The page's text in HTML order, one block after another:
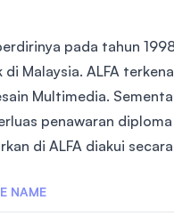
pada tahun
di Malaysia. ALFA
Multimedia.
penawaran
di ALFA diakui
NAME